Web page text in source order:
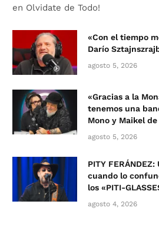
en Olvidate de Todo!
«Con el tiempo
Darío
agosto 5, 2026
«Gracias a la
tenemos una
Mono y Maikel
agosto 5, 2026
PITY
cuando lo
los «PITI-
agosto 4, 2026